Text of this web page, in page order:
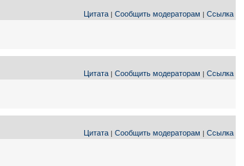
Цитата | Сообщить модераторам | Ссылка
Цитата | Сообщить модераторам | Ссылка
Цитата | Сообщить модераторам | Ссылка